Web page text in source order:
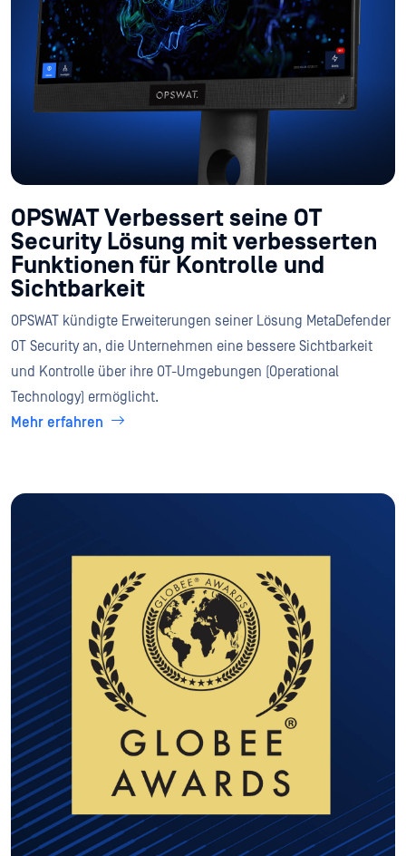
OPSWAT Verbessert seine OT
Security Lösung mit verbesserten
Funktionen für Kontrolle und
Sichtbarkeit
OPSWAT kündigte Erweiterungen seiner Lösung MetaDefender
OT Security an, die Unternehmen eine bessere Sichtbarkeit
und Kontrolle über ihre OT-Umgebungen (Operational
Technology) ermöglicht.
Mehr erfahren